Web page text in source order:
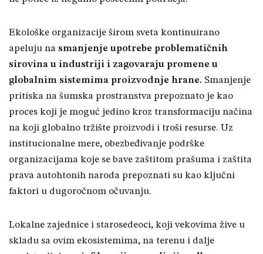
Ekološke organizacije širom sveta kontinuirano
apeluju na smanjenje upotrebe problematičnih
sirovina u industriji i zagovaraju promene u
globalnim sistemima proizvodnje hrane. Smanjenje
pritiska na šumska prostranstva prepoznato je kao
proces koji je moguć jedino kroz transformaciju načina
na koji globalno tržište proizvodi i troši resurse. Uz
institucionalne mere, obezbeđivanje podrške
organizacijama koje se bave zaštitom prašuma i zaštita
prava autohtonih naroda prepoznati su kao ključni
faktori u dugoročnom očuvanju.
Lokalne zajednice i starosedeoci, koji vekovima žive u
skladu sa ovim ekosistemima, na terenu i dalje